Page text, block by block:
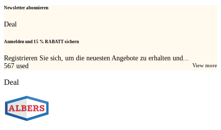
Newsletter abonnieren
Deal
Anmelden und 15 % RABATT sichern
Registrieren Sie sich, um die neuesten Angebote zu erhalten und...
View more
567 used
Deal